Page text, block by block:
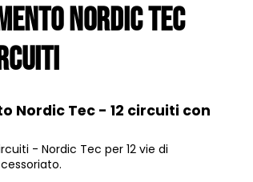
NORDIC TEC
Nordic Tec - 12 circuiti con
- Nordic Tec per 12 vie di